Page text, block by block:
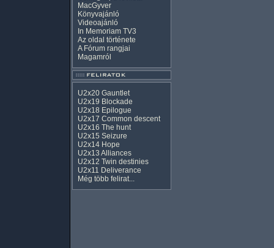
MacGyver
Könyvajánló
Videoajánló
In Memoriam TV3
Az oldal története
A Fórum rangjai
Magamról
U2x20 Gauntlet
U2x19 Blockade
U2x18 Epilogue
U2x17 Common descent
U2x16 The hunt
U2x15 Seizure
U2x14 Hope
U2x13 Alliances
U2x12 Twin destinies
U2x11 Deliverance
Még több felirat...